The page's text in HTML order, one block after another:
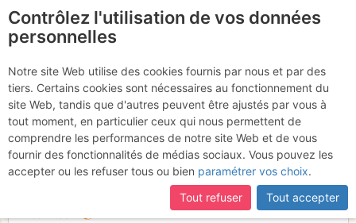
Séminaire d'automne
dans le Queyras - le Bric
Bouchet sous son meilleur
profil
Contrôlez l'utilisation de vos données
personnelles
Notre site Web utilise des cookies fournis par nous et par des
tiers. Certains cookies sont nécessaires au fonctionnement du
site Web, tandis que d'autres peuvent être ajustés par vous à
tout moment, en particulier ceux qui nous permettent de
comprendre les performances de notre site Web et de vous
fournir des fonctionnalités de médias sociaux. Vous pouvez les
accepter ou les refuser tous ou bien paramétrer vos choix.
Tout refuser
Tout accepter